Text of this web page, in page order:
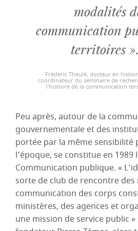
modalités
communication
territoires ».
Fréderic Theulé, docteur en
coordinateur du séminaire de
l’histoire de la communication
Peu après, autour de la
gouvernementale et des
portée par la même sensibilité
l’époque, se constitue en 1989
Communication publique. «
sorte de club de rencontre des
communication des corps
ministères, des agences et
une mission de service public